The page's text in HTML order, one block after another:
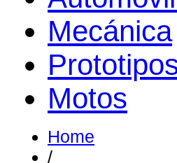
Mecánica
Motos
Home
/